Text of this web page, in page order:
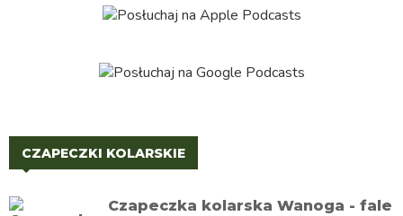
CZAPECZKI KOLARSKIE
Czapeczka kolarska Wanoga - fale